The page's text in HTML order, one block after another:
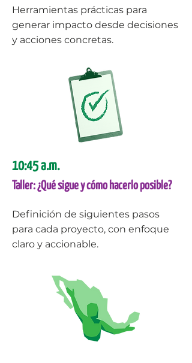
Herramientas prácticas para
generar impacto desde decisiones
y acciones concretas.
10:45 a.m.
Taller: ¿Qué sigue y cómo hacerlo posible?
Definición de siguientes pasos
para cada proyecto, con enfoque
claro y accionable.